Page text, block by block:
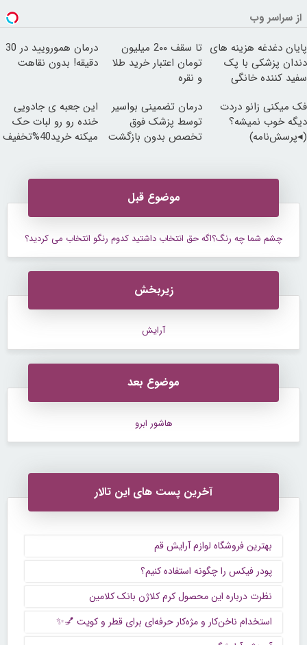
از سراسر وب
پایان دغدغه هزینه های
دندان پزشکی با پک
سفید کننده خانگی
تا سقف 2۰۰ میلیون
تومان اعتبار خرید طلا
و نقره
درمان همورویید در 30
دقیقه! بدون نقاهت
فک میکنی زانو دردت
دیگه خوب نمیشه؟
(◂پرسش‌نامه)
درمان تضمینی بواسیر
توسط پزشک فوق
تخصص بدون بازگشت
این جعبه ی جادویی
خنده رو رو لبات حک
میکنه خرید40%تخفیف
موضوع قبل
چشم شما چه رنگ؟اگه حق انتخاب داشتید کدوم رنگو انتخاب می کردید؟
زیربخش
آرایش
موضوع بعد
هاشور ابرو
آخرین پست های این تالار
بهترین فروشگاه لوازم آرایش قم
پودر فیکس را چگونه استفاده کنیم؟
نظرت درباره این محصول کرم کلاژن بانک کلامین
استخدام ناخن‌کار و مژه‌کار حرفه‌ای برای قطر و کویت 💅✨